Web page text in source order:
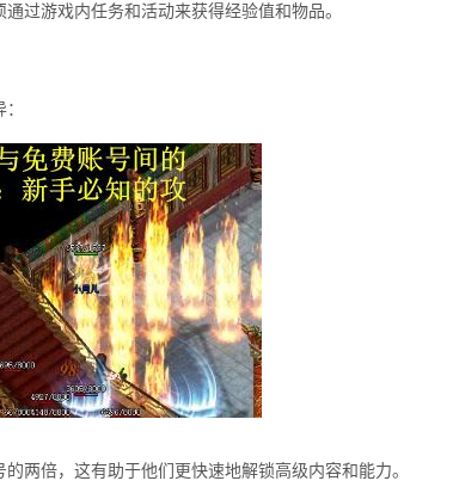
过游戏内任务和活动来获得经验值和物品。
两倍，这有助于他们更快速地解锁高级内容和能力。